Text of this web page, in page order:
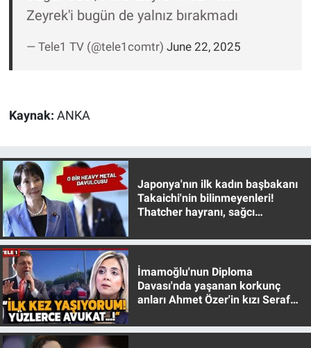
Zeyrek'i bugün de yalnız bırakmadı
— Tele1 TV (@tele1comtr) June 22, 2025
Kaynak: ANKA
Japonya'nın ilk kadın başbakanı
Takaichi'nin bilinmeyenleri!
Thatcher hayranı, sağcı
İmamoğlu'nun Diploma
Davası'nda yaşanan korkunç
anları Ahmet Özer'in kızı Seraf
Yerel Gündem
Yerel Yaşam